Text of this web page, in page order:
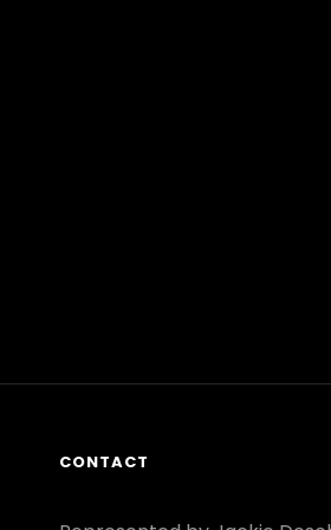
CONTACT